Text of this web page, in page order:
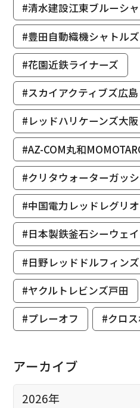
#清水建設江東ブルーシ
#豊田自動織機シャトル
#花園近鉄ライナーズ
#スカイアクティブズ広島
#レッドハリケーンズ大阪
#AZ-COM丸和
#クリタウォーターガッ
#中国電力レッドレグリ
#日本製鉄釜石シーウェ
#日野レッドドルフィンズ
#ヤクルトレビンズ戸田
#プレーオフ
#クロ
アーカイブ
2026年